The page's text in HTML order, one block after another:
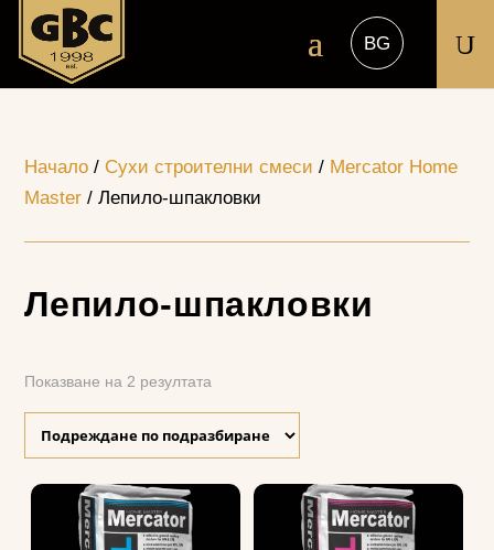
U
Начало / Сухи строителни смеси / Mercator Home
Master / Лепило-шпакловки
Лепило-шпакловки
Показване на 2 резултата